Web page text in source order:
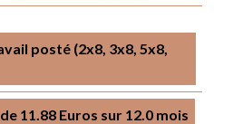
posté (2x8, 3x8, 5x8,
11.88 Euros sur 12.0 mois